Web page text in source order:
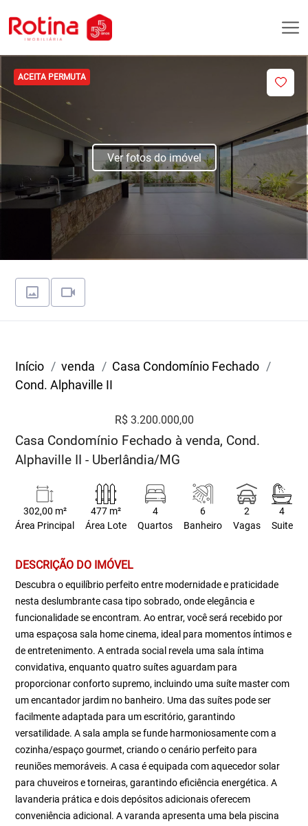
ACEITA PERMUTA
Ver fotos do imóvel
Início venda
Casa Condomínio Fechado
Cond. Alphaville II
R$ 3.200.000,00
Casa Condomínio Fechado à venda, Cond.
Alphaville II - Uberlândia/MG
302,00 m²
Área Principal
477 m²
Área Lote
4
Quartos
6
Banheiro
2
Vagas
4
Suite
DESCRIÇÃO DO IMÓVEL
Descubra o equilíbrio perfeito entre modernidade e praticidade
nesta deslumbrante casa tipo sobrado, onde elegância e
funcionalidade se encontram. Ao entrar, você será recebido por
uma espaçosa sala home cinema, ideal para momentos íntimos e
de entretenimento. A entrada social revela uma sala íntima
convidativa, enquanto quatro suítes aguardam para
proporcionar conforto supremo, incluindo uma suíte master com
um encantador jardim no banheiro. Uma das suítes pode ser
facilmente adaptada para um escritório, garantindo
versatilidade. A sala ampla se funde harmoniosamente com a
cozinha/espaço gourmet, criando o cenário perfeito para
reuniões memoráveis. A casa é equipada com aquecedor solar
para chuveiros e torneiras, garantindo eficiência energética. A
lavanderia prática e dois depósitos adicionais oferecem
conveniência adicional. A varanda apresenta uma bela piscina